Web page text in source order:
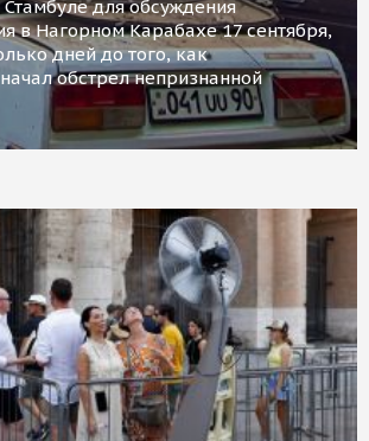
Стамбуле для обсуждения
в Нагорном Карабахе 17 сентября,
дней до того, как
обстрел непризнанной